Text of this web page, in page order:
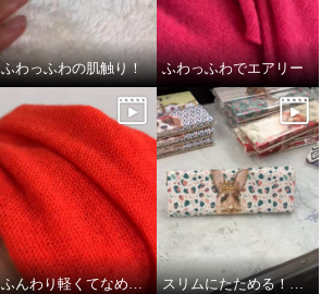
ふわっふわの肌触り！ ふわっふわでエアリー
ふんわり軽くてなめらかであったかい！ スリムにたためる！メガネケース